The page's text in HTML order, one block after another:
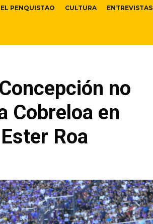
EL PENQUISTAO CULTURA ENTREVISTAS
no
Cobreloa en
Roa